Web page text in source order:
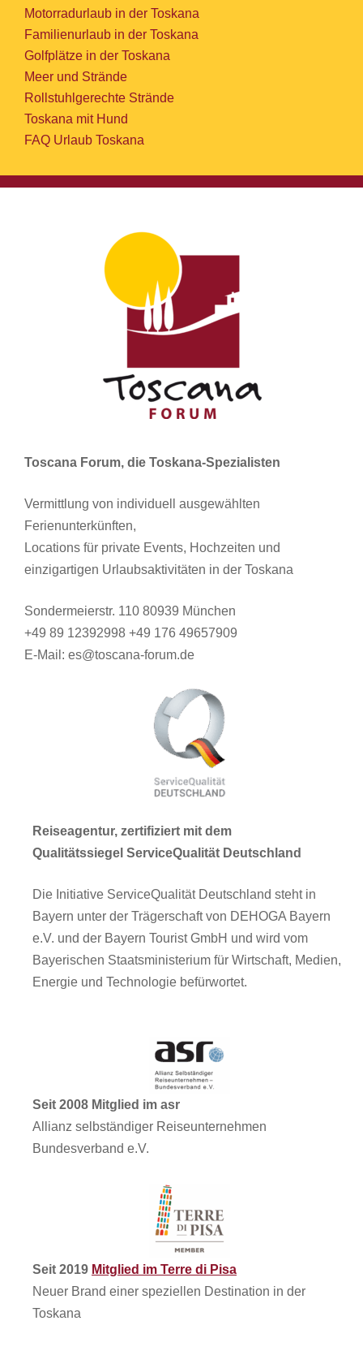
Motorradurlaub in der Toskana
Familienurlaub in der Toskana
Golfplätze in der Toskana
Meer und Strände
Rollstuhlgerechte Strände
Toskana mit Hund
FAQ Urlaub Toskana
Toscana Forum, die Toskana-Spezialisten
Vermittlung von individuell ausgewählten
Ferienunterkünften,
Locations für private Events, Hochzeiten und
einzigartigen Urlaubsaktivitäten in der Toskana
Sondermeierstr. 110 80939 München
+49 89 12392998 +49 176 49657909
E-Mail: es@toscana-forum.de
Reiseagentur, zertifiziert mit dem
Qualitätssiegel ServiceQualität Deutschland
Die Initiative ServiceQualität Deutschland steht in
Bayern unter der Trägerschaft von DEHOGA Bayern
e.V. und der Bayern Tourist GmbH und wird vom
Bayerischen Staatsministerium für Wirtschaft, Medien,
Energie und Technologie befürwortet.
Seit 2008 Mitglied im asr
Allianz selbständiger Reiseunternehmen
Bundesverband e.V.
Seit 2019 Mitglied im Terre di Pisa
Neuer Brand einer speziellen Destination in der
Toskana